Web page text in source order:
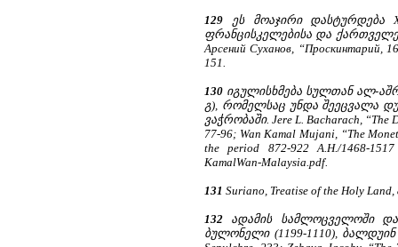
129 ეს მოაჯირი დასტურდება
ფრანცისკელებისა და
Арсений Суханов, “Проскинтарий,
151.
130 იგულისხმება სულთან ალ-
გ), რომელსაც უნდა შეეცვალა
ვაჭრობაში. Jere L. Bacharach, “The
77-96; Wan Kamal Mujani, “The
the period 872-922 A.H./1468-
KamalWan-Malaysia.pdf.
131 Suriano, Treatise of the Holy Land,
132 ადამის სამლოცველოში
ბულონელი (1199-1110), ბალდუინ